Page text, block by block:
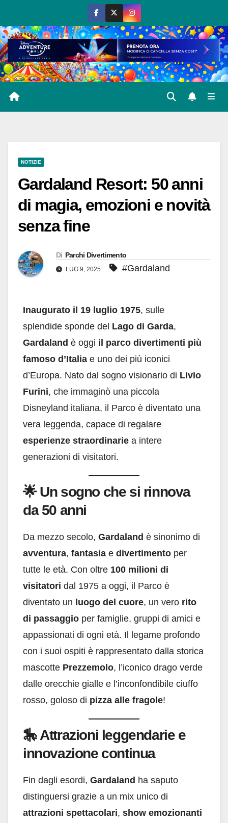
al
contenuto
NOTIZIE
Gardaland Resort: 50 anni
di magia, emozioni e novità
senza fine
Di Parchi Divertimento
LUG 9, 2025 #Gardaland
Inaugurato il 19 luglio 1975, sulle
splendide sponde del Lago di Garda,
Gardaland è oggi il parco divertimenti più
famoso d’Italia e uno dei più iconici
d’Europa. Nato dal sogno visionario di Livio
Furini, che immaginò una piccola
Disneyland italiana, il Parco è diventato una
vera leggenda, capace di regalare
esperienze straordinarie a intere
generazioni di visitatori.
🌟Un sogno che si rinnova
da 50 anni
Da mezzo secolo, Gardaland è sinonimo di
avventura, fantasia e divertimento per
tutte le età. Con oltre 100 milioni di
visitatori dal 1975 a oggi, il Parco è
diventato un luogo del cuore, un vero rito
di passaggio per famiglie, gruppi di amici e
appassionati di ogni età. Il legame profondo
con i suoi ospiti è rappresentato dalla storica
mascotte Prezzemolo, l’iconico drago verde
dalle orecchie gialle e l’inconfondibile ciuffo
rosso, goloso di pizza alle fragole!
🎠Attrazioni leggendarie e
innovazione continua
Fin dagli esordi, Gardaland ha saputo
distinguersi grazie a un mix unico di
attrazioni spettacolari, show emozionanti